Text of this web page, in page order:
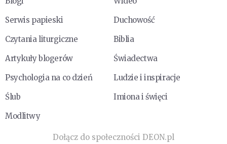
Serwis papieski
Duchowość
Czytania liturgiczne
Biblia
Artykuły blogerów
Świadectwa
Psychologia na co dzień
Ludzie i inspiracje
Ślub
Imiona i święci
Modlitwy
Dołącz do społeczności DEON.pl